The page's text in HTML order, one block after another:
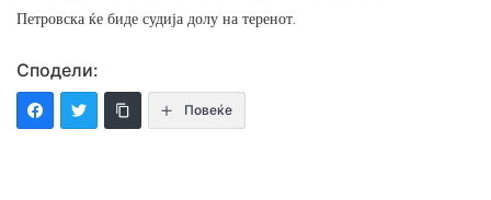
Петровска ќе биде судија долу на теренот.
Сподели:
Повеќе